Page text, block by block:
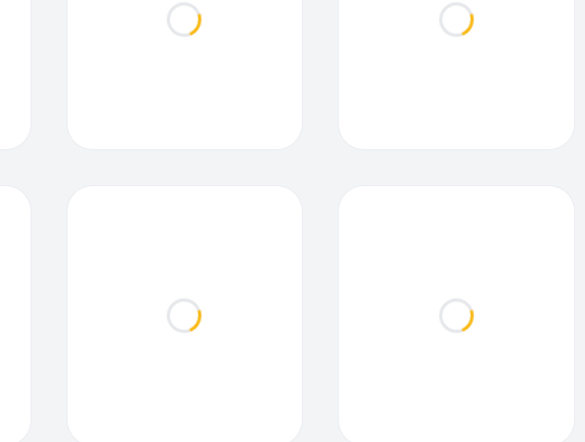
Loading... Loading...
Loading... Loading...